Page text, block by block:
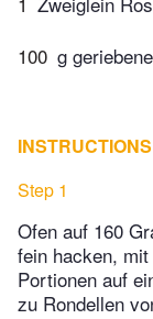
100 g
INSTRUCTIONS
Step 1
Ofen auf 160
fein hacken,
Portionen auf
zu Rondellen